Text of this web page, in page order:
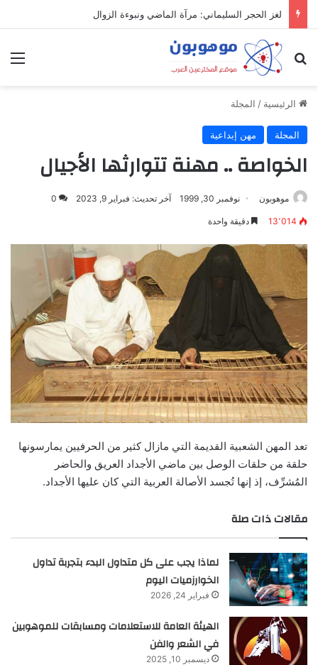
لغز الحجر السليماني: مرآة الماضي ونبوءة الزوال
بحث عن
الرئيسية / المجلة
المجلة مهن إبداعية
الخواصة .. مهنة تتوارثها الأجيال
موهوبون نوفمبر 30, 1999 آخر تحديث: فبراير 9, 2023 0
13٬014 دقيقة واحدة
تعد المهن الشعبية القديمة التي مازال كثير من الحرفيين يمارسونها
حلقة من حلقات الوصل بين ماضي الأجداد العريق والحاضر
المُشرِّف، إذ إنها تُجسد الأصالة العربية التي كان عليها الأجداد.
مقالات ذات صلة
لماذا يجب على كل متداول البدء بتجربة تداول
الخوارزميات اليوم
فبراير 24, 2026
الهيئة العامة للاستعلامات ومسابقات للموهوبين
في الشعر والفن
ديسمبر 10, 2025